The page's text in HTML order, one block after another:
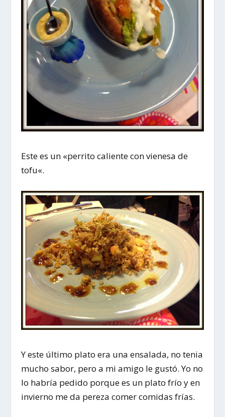
Este es un «perrito caliente con vienesa de
tofu«.
Y este último plato era una ensalada, no tenia
mucho sabor, pero a mi amigo le gustó. Yo no
lo habría pedido porque es un plato frío y en
invierno me da pereza comer comidas frías.